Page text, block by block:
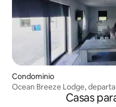
Condominio
Ocean Breeze Lodge,
(construcción nueva de 2024)
Casas